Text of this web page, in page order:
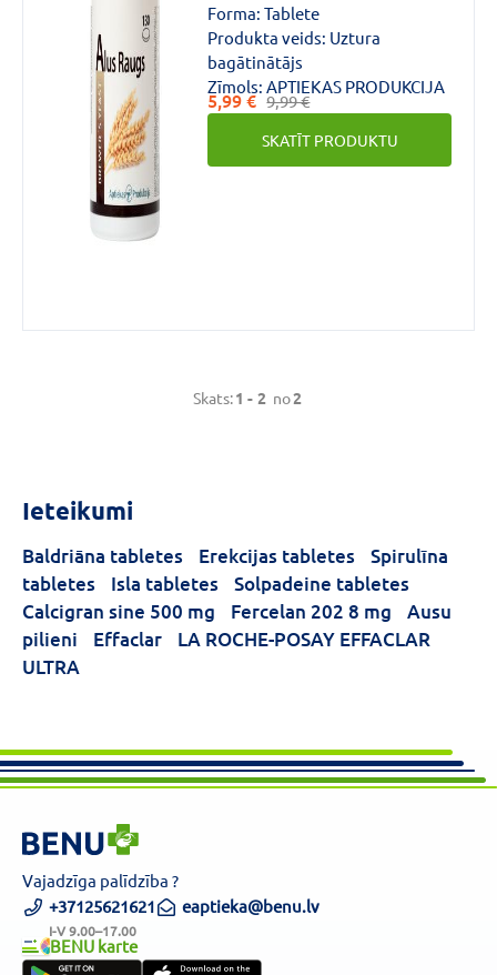
Forma:Tablete
Produkta veids: Uztura
bagātinātājs
Zīmols: APTIEKAS PRODUKCIJA
5,99 € 9,99 €
SKATĪT PRODUKTU
Skats:1 - 2 no2
Ieteikumi
Baldriāna tabletes Erekcijas tabletes
Spirulīna
tabletes
Isla tabletes
Solpadeine tabletes
Calcigran sine 500 mg
Fercelan 202 8 mg
Ausu
pilieni
Effaclar
LA ROCHE-POSAY EFFACLAR
ULTRA
Vajadzīga palīdzība ?
+37125621621
I-V 9.00–17.00
eaptieka@benu.lv
BENU karte